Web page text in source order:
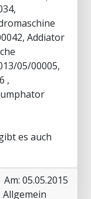
Addiator
05/00005,
,
es auch
Am: 05.05.2015